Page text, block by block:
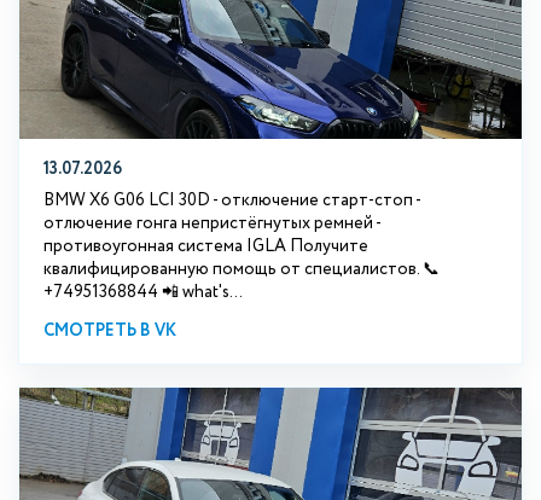
13.07.2026
BMW X6 G06 LCI 30D - отключение старт-стоп -
отлючение гонга непристёгнутых ремней -
противоугонная система IGLA Получите
квалифицированную помощь от специалистов. 📞
+74951368844 📲 what's...
СМОТРЕТЬ В VK